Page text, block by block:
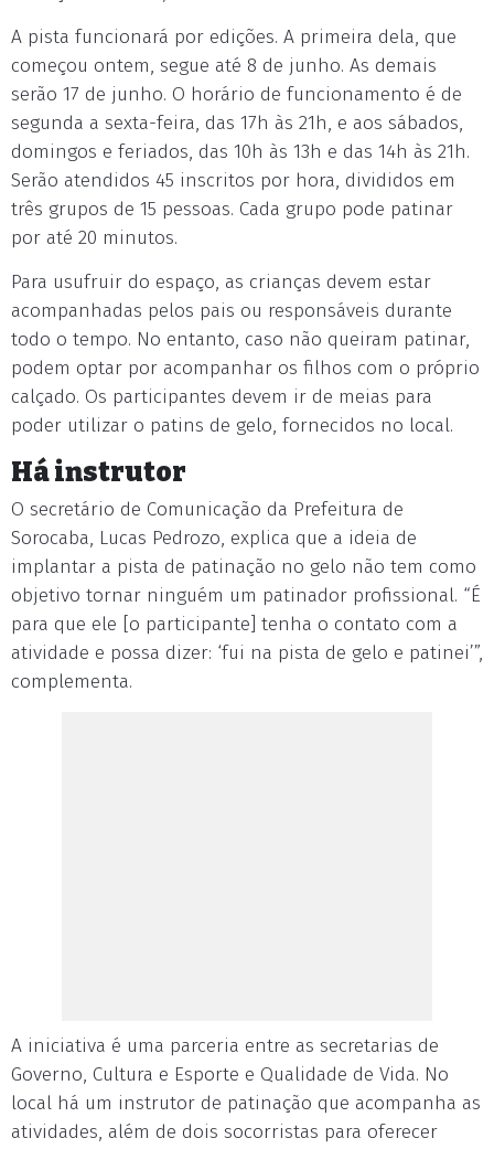
A pista funcionará por edições. A primeira dela, que
começou ontem, segue até 8 de junho. As demais
serão 17 de junho. O horário de funcionamento é de
segunda a sexta-feira, das 17h às 21h, e aos sábados,
domingos e feriados, das 10h às 13h e das 14h às 21h.
Serão atendidos 45 inscritos por hora, divididos em
três grupos de 15 pessoas. Cada grupo pode patinar
por até 20 minutos.
Para usufruir do espaço, as crianças devem estar
acompanhadas pelos pais ou responsáveis durante
todo o tempo. No entanto, caso não queiram patinar,
podem optar por acompanhar os filhos com o próprio
calçado. Os participantes devem ir de meias para
poder utilizar o patins de gelo, fornecidos no local.
Há instrutor
O secretário de Comunicação da Prefeitura de
Sorocaba, Lucas Pedrozo, explica que a ideia de
implantar a pista de patinação no gelo não tem como
objetivo tornar ninguém um patinador profissional. “É
para que ele [o participante] tenha o contato com a
atividade e possa dizer: ‘fui na pista de gelo e patinei’”,
complementa.
A iniciativa é uma parceria entre as secretarias de
Governo, Cultura e Esporte e Qualidade de Vida. No
local há um instrutor de patinação que acompanha as
atividades, além de dois socorristas para oferecer